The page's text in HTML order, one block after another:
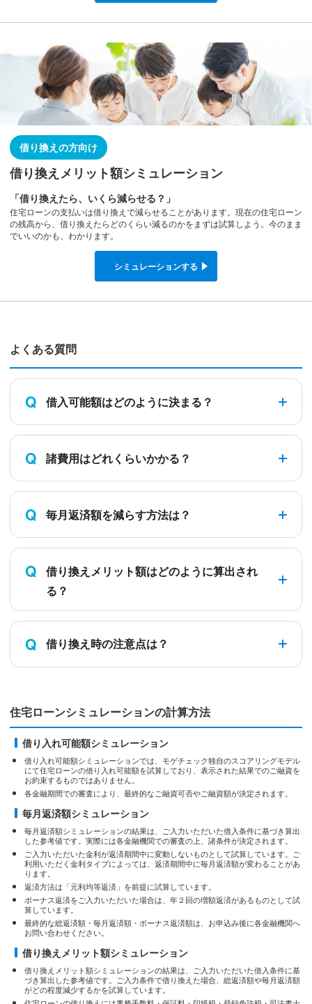
借り換えの方向け
借り換えメリット額シミュレーション
「借り換えたら、いくら減らせる？」
住宅ローンの支払いは借り換えで減らせることがあります。現在の住宅ローン
の残高から、借り換えたらどのくらい減るのかをまずは試算しよう。今のまま
でいいのかも、わかります。
シミュレーションする
よくある質問
Q 借入可能額はどのように決まる？
Q 諸費用はどれくらいかかる？
Q 毎月返済額を減らす方法は？
Q
借り換えメリット額はどのように算出され
る？
Q 借り換え時の注意点は？
住宅ローンシミュレーションの計算方法
借り入れ可能額シミュレーション
借り入れ可能額シミュレーションでは、モゲチェック独自のスコアリングモデル
にて住宅ローンの借り入れ可能額を試算しており、表示された結果でのご融資を
お約束するものではありません。
各金融期間での審査により、最終的なご融資可否やご融資額が決定されます。
毎月返済額シミュレーション
毎月返済額シミュレーションの結果は、ご入力いただいた借入条件に基づき算出
した参考値です。実際には各金融機関での審査の上、諸条件が決定されます。
ご入力いただいた金利が返済期間中に変動しないものとして試算しています。ご
利用いただく金利タイプによっては、返済期間中に毎月返済額が変わることがあ
ります。
返済方法は「元利均等返済」を前提に試算しています。
ボーナス返済をご入力いただいた場合は、年２回の増額返済があるものとして試
算しています。
最終的な総返済額・毎月返済額・ボーナス返済額は、お申込み後に各金融機関へ
お問い合わせください。
借り換えメリット額シミュレーション
借り換えメリット額シミュレーションの結果は、ご入力いただいた借入条件に基
づき算出した参考値です。ご入力条件で借り換えた場合、総返済額や毎月返済額
がどの程度減少するかを試算しています。